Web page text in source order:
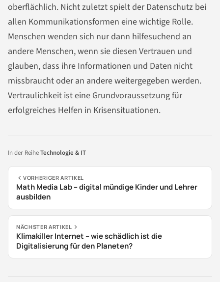
oberflächlich. Nicht zuletzt spielt der Datenschutz bei
allen Kommunikationsformen eine wichtige Rolle.
Menschen wenden sich nur dann hilfesuchend an
andere Menschen, wenn sie diesen Vertrauen und
glauben, dass ihre Informationen und Daten nicht
missbraucht oder an andere weitergegeben werden.
Vertraulichkeit ist eine Grundvoraussetzung für
erfolgreiches Helfen in Krisensituationen.
In der ReiheTechnologie & IT
VORHERIGER ARTIKEL
Math Media Lab – digital mündige Kinder und Lehrer
ausbilden
NÄCHSTER ARTIKEL
Klimakiller Internet – wie schädlich ist die
Digitalisierung für den Planeten?